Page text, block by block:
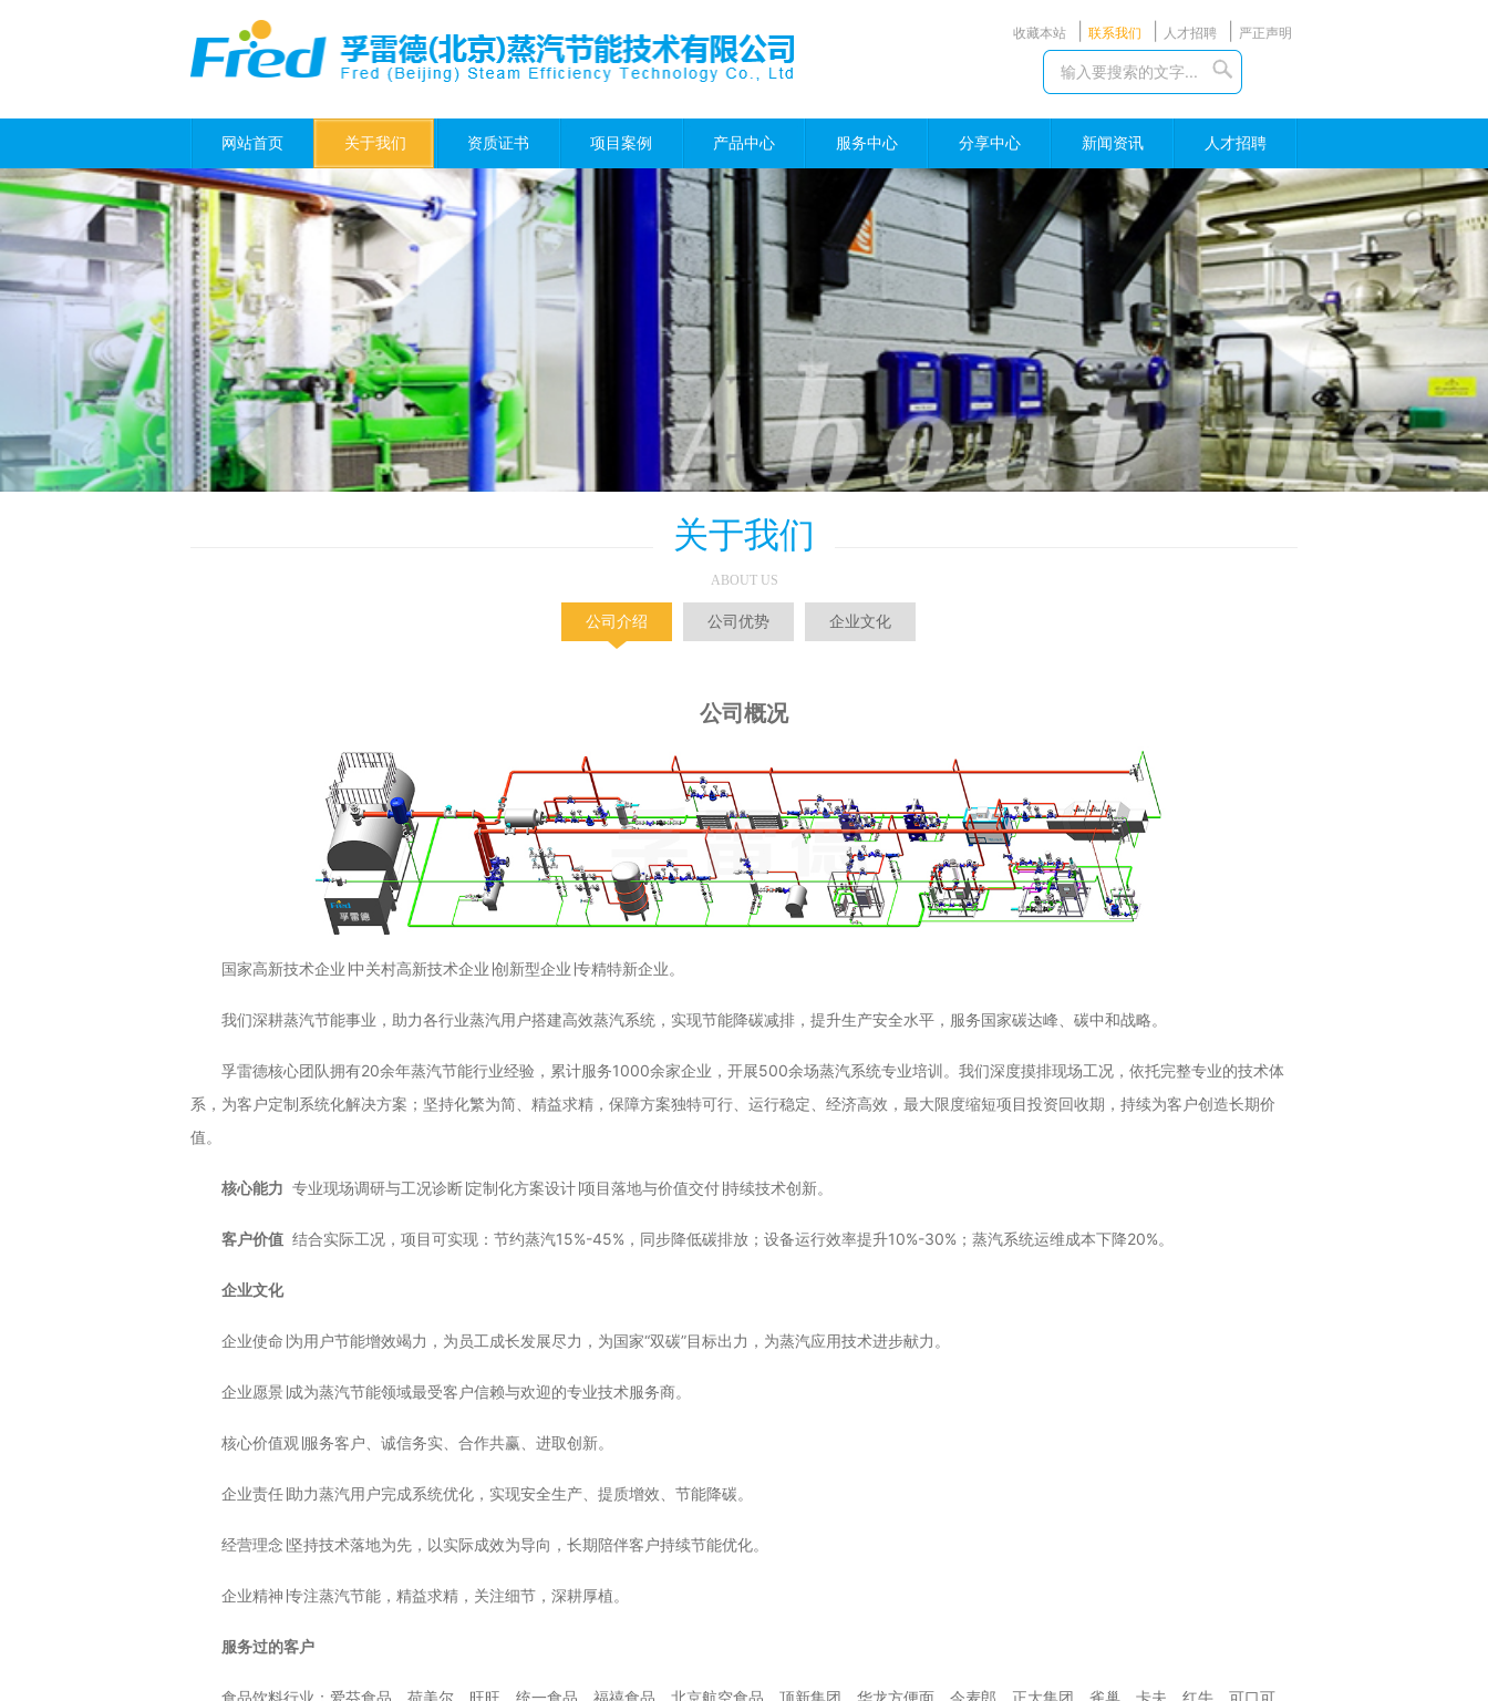
收藏本站 联系我们 人才招聘 严正声明
网站首页 关于我们 资质证书 项目案例 产品中心 服务中心 分享中心 新闻资讯 人才招聘
关于我们
ABOUT US
公司介绍 公司优势 企业文化
公司概况
国家高新技术企业∣中关村高新技术企业∣创新型企业∣专精特新企业。
我们深耕蒸汽节能事业 ， 助力各行业蒸汽用户搭建高效蒸汽系统 ，实现节能降碳减排 ，提升生产安全水平 ， 服务国家碳达峰、碳中和战略。
孚雷德核心团队拥有20余年蒸汽节能行业经验，累计服务1000余家企业，开展500余场蒸汽系统专业培训。我们深度摸排现场工况，依托完整专业的技术体
系，为客户定制系统化解决方案；坚持化繁为简、精益求精，保障方案独特可行、运行稳定、经济高效，最大限度缩短项目投资回收期，持续为客户创造长期价
值。
核心能力 专业现场调研与工况诊断∣定制化方案设计∣项目落地与价值交付∣持续技术创新。
客户价值 结合实际工况，项目可实现：节约蒸汽15%-45%，同步降低碳排放；设备运行效率提升10%-30%；蒸汽系统运维成本下降20%。
企业文化
企业使命∣为用户节能增效竭力，为员工成长发展尽力，为国家“双碳”目标出力，为蒸汽应用技术进步献力。
企业愿景∣成为蒸汽节能领域最受客户信赖与欢迎的专业技术服务商。
核心价值观∣服务客户、诚信务实、合作共赢、进取创新。
企业责任∣助力蒸汽用户完成系统优化，实现安全生产、提质增效、节能降碳。
经营理念∣坚持技术落地为先，以实际成效为导向，长期陪伴客户持续节能优化。
企业精神∣专注蒸汽节能，精益求精，关注细节，深耕厚植。
服务过的客户
食品饮料行业：爱芬食品、荷美尔、旺旺、统一食品、福禧食品、北京航空食品、顶新集团、华龙方便面、今麦郎、正大集团、雀巢、卡夫、红牛、可口可